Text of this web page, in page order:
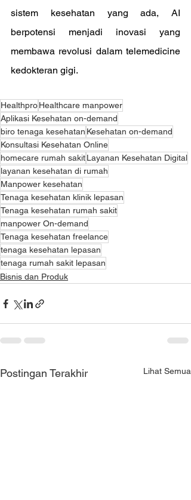
sistem kesehatan yang ada, AI
berpotensi menjadi inovasi yang
membawa revolusi dalam telemedicine
kedokteran gigi.
HealthproHealthcare manpower
Aplikasi Kesehatan on-demand
biro tenaga kesehatan Kesehatan on-demand
Konsultasi Kesehatan Online
homecare rumah sakitLayanan Kesehatan Digital
layanan kesehatan di rumah
Manpower kesehatan
Tenaga kesehatan klinik lepasan
Tenaga kesehatan rumah sakit
manpower On-demand
Tenaga kesehatan freelance
tenaga kesehatan lepasan
tenaga rumah sakit lepasan
Bisnis dan Produk
Postingan Terakhir Lihat Semua